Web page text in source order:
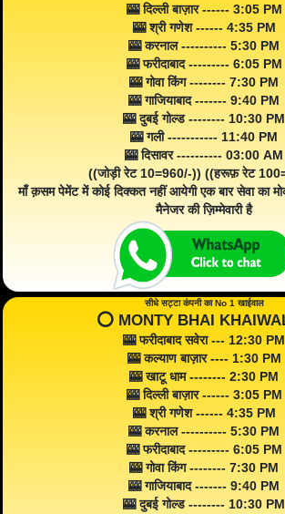
🎰 दिल्ली बाज़ार ------ 3:05 PM
🎰 श्री गणेश ------ 4:35 PM
🎰 करनाल ---------- 5:30 PM
🎰 फरीदाबाद --------- 6:05 PM
🎰 गोवा किंग -------- 7:30 PM
🎰 गाजियाबाद ------- 9:40 PM
🎰 दुबई गोल्ड -------- 10:30 PM
🎰 गली ----------- 11:40 PM
🎰 दिसावर ---------- 03:00 AM
((जोड़ी रेट 10=960/-)) ((हरूफ़ रेट
माँ क़सम पेमेंट में कोई दिक्कत नहीं आयेगी एक बार सेवा का
मैनेजर की ज़िम्मेवारी है
सीधे सट्टा कंपनी का No 1 खाईवाल
⭕️ MONTY BHAI
🎰 फरीदाबाद सवेरा --- 12:30 PM
🎰 कल्याण बाज़ार ---- 1:30 PM
🎰 खाटू धाम -------- 2:30 PM
🎰 दिल्ली बाज़ार ------ 3:05 PM
🎰 श्री गणेश ------ 4:35 PM
🎰 करनाल ---------- 5:30 PM
🎰 फरीदाबाद --------- 6:05 PM
🎰 गोवा किंग -------- 7:30 PM
🎰 गाजियाबाद ------- 9:40 PM
🎰 दुबई गोल्ड -------- 10:30 PM